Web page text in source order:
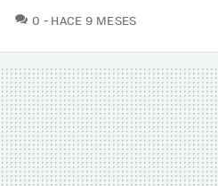
0 COMENTARIOS
HACE 9 MESES